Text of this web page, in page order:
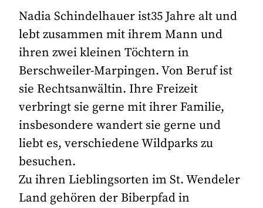
Nadia Schindelhauer ist35 Jahre alt und
lebt zusammen mit ihrem Mann und
ihren zwei kleinen Töchtern in
Berschweiler-Marpingen. Von Beruf ist
sie Rechtsanwältin. Ihre Freizeit
verbringt sie gerne mit ihrer Familie,
insbesondere wandert sie gerne und
liebt es, verschiedene Wildparks zu
besuchen.
Zu ihren Lieblingsorten im St. Wendeler
Land gehören der Biberpfad in